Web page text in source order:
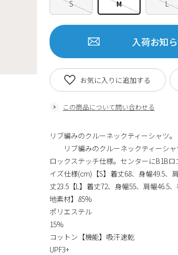
S M L
入荷お知
この商品について問い合わせる
お気に入りに追加する
リブ編みのクルーネックティーシャツ。
リブ編みのクルーネックティーシャ
ロックステッチ仕様。センターにB1B
イズ仕様(cm)【S】着丈68、身幅49.5、
丈23.5【L】着丈72、身幅55、肩幅46.5
地素材】85%
ポリエステル
15%
コットン【機能】吸汗速乾
UPF3+